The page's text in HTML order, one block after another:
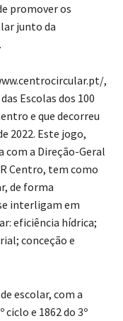
promover os
junto da
,
Escolas dos 100
e que decorreu
2022. Este jogo,
com a Direção-Geral
Centro, tem como
de forma
interligam em
eficiência hídrica;
conceção e
escolar, com a
ciclo e 1862 do 3º